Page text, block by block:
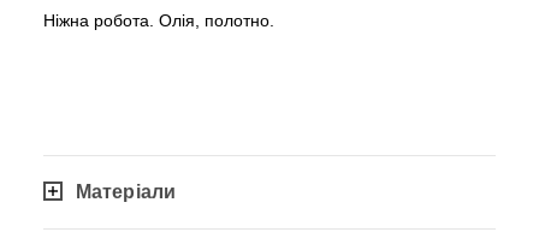
Ніжна робота. Олія, полотно.
Матеріали